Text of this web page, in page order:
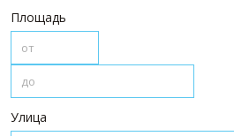
Площадь
Улица